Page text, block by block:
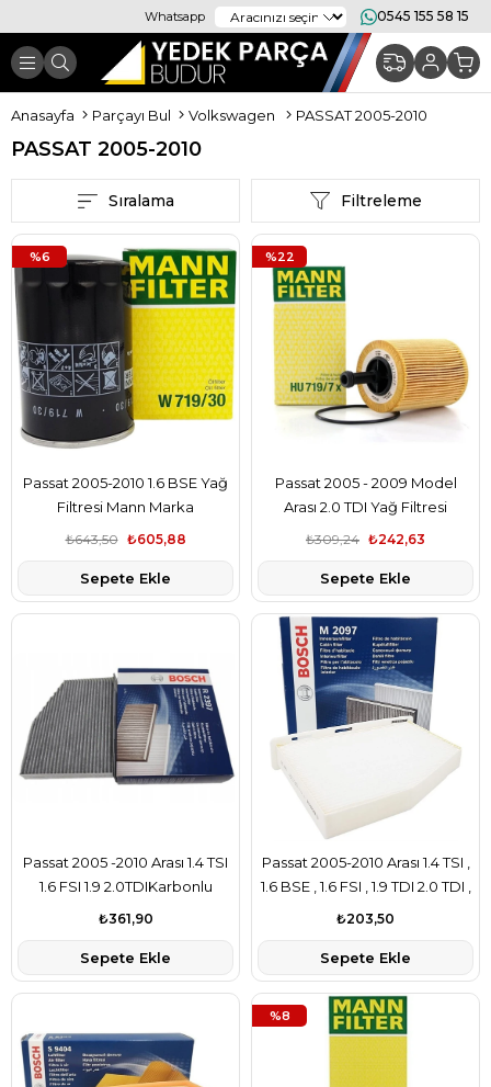
Whatsapp 0545 155 58 15
Anasayfa Parçayı Bul Volkswagen PASSAT 2005-2010
PASSAT 2005-2010
Filtreleme
Sıralama
Passat 2005-2010 1.6 BSE Yağ
Filtresi Mann Marka
₺605,88
₺643,50
Sepete Ekle
%6
Passat 2005 - 2009 Model
Arası 2.0 TDI Yağ Filtresi
₺242,63
₺309,24
Sepete Ekle
%22
Passat 2005 -2010 Arası 1.4 TSI
1.6 FSI 1.9 2.0TDIKarbonlu
Polen Filtresi Bosch Marka
₺361,90
Sepete Ekle
Passat 2005-2010 Arası 1.4 TSI ,
1.6 BSE , 1.6 FSI , 1.9 TDI 2.0 TDI ,
2.0 TDI Polen Filtresi Bosch
₺203,50
Sepete Ekle
%8